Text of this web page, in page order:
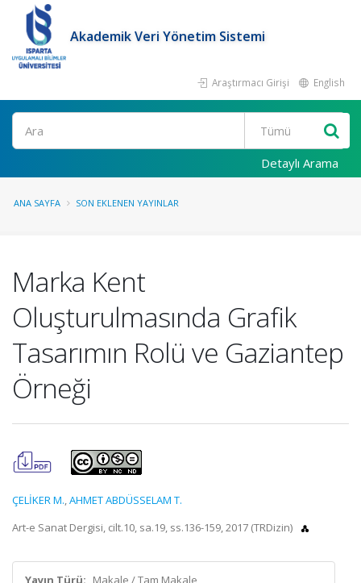
Akademik Veri Yönetim Sistemi
Araştırmacı Girişi English
Ara
Detaylı Arama
ANA SAYFA SON EKLENEN YAYINLAR
Marka Kent
Oluşturulmasında Grafik
Tasarımın Rolü ve Gaziantep
Örneği
ÇELİKER M.,AHMET ABDÜSSELAM T.
Art-e Sanat Dergisi, cilt.10, sa.19, ss.136-159, 2017 (TRDizin)
Yayın Türü: Makale / Tam Makale